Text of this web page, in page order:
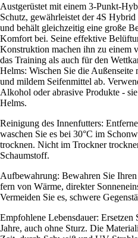
Austgerüstet mit einem 3-Punkt-
Schutz, gewährleistet der 4S
und behält gleichzeitig eine große
Komfort bei. Seine effektive
Konstruktion machen ihn zu einem
das Training als auch für den
Helms: Wischen Sie die Außenseite
und mildem Seifenmittel ab.
Alkohol oder abrasive Produkte -
Helms.
Reinigung des Innenfutters:
waschen Sie es bei 30°C im
trocknen. Nicht im Trockner
Schaumstoff.
Aufbewahrung: Bewahren Sie
fern von Wärme, direkter
Vermeiden Sie es, schwere
Empfohlene Lebensdauer: Ersetzen
Jahre, auch ohne Sturz. Die